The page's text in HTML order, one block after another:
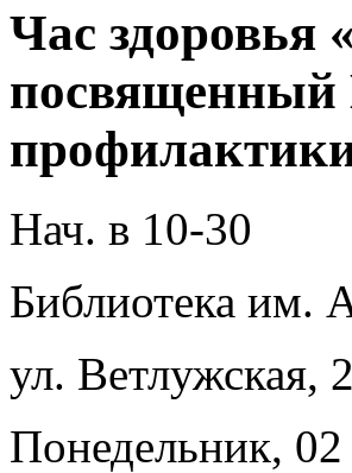
Час здоровья
посвященный
Нач. в 10-30
Библиотека им.
ул. Ветлужская,
Понедельник,